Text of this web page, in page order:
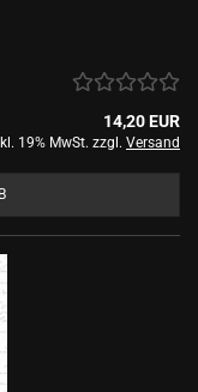
14,20 EUR
19% MwSt. zzgl. Versand